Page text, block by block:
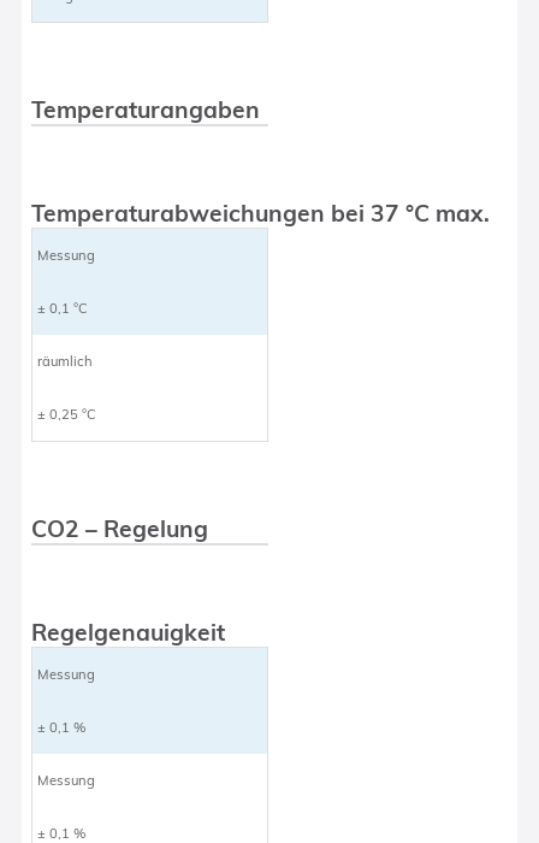
Temperaturangaben
Temperaturabweichungen bei 37 °C max.
Messung
± 0,1 °C
räumlich
± 0,25 °C
CO2 – Regelung
Regelgenauigkeit
Messung
± 0,1 %
Messung
± 0,1 %